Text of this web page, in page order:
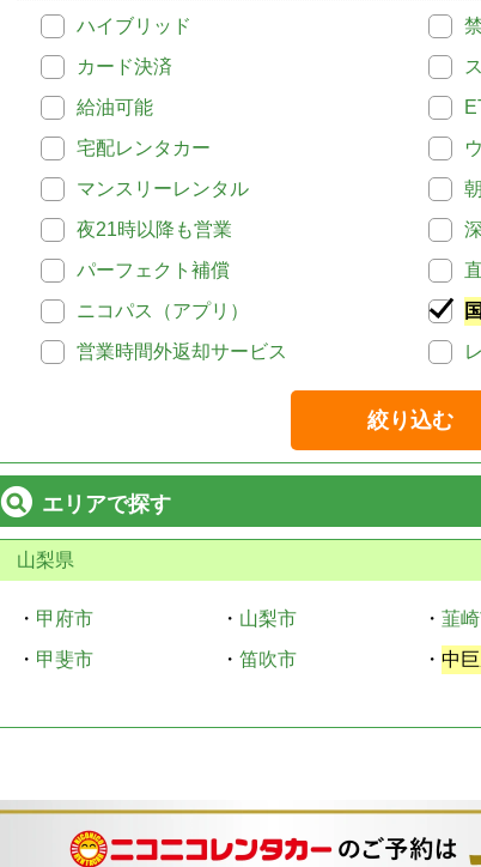
ハイブリッド
カード決済
給油可能
宅配レンタカー
マンスリーレンタル
夜21時以降も営業
パーフェクト補償
ニコパス（アプリ）
営業時間外返却サービス
絞り込む
エリアで探す
山梨県
・ 甲府市 ・ 山梨市 ・ 韮
・ 甲斐市 ・ 笛吹市 ・ 中